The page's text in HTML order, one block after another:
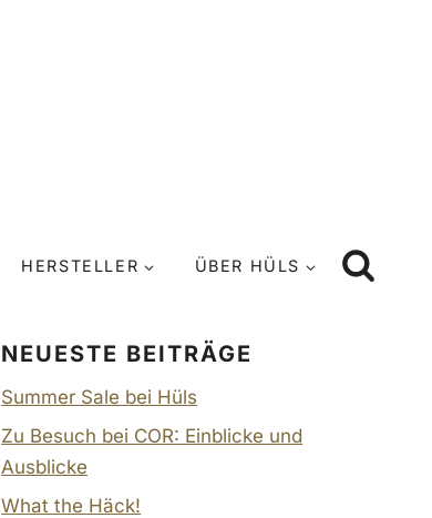
HERSTELLER ÜBER HÜLS
NEUESTE BEITRÄGE
Summer Sale bei Hüls
Zu Besuch bei COR: Einblicke und
Ausblicke
What the Häck!